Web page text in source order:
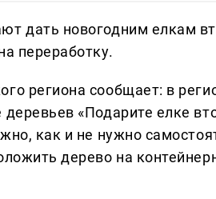
дать новогодним елкам
переработку.
региона сообщает: в
«Подарите елке
как и не нужно
дерево на